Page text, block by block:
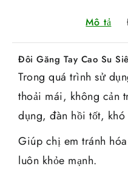
Mô tả
Đôi Găng Tay Cao Su
Trong quá trình sử
thoải mái, không cản
dụng, đàn hồi tốt,
Giúp chị em tránh
luôn khỏe mạnh.